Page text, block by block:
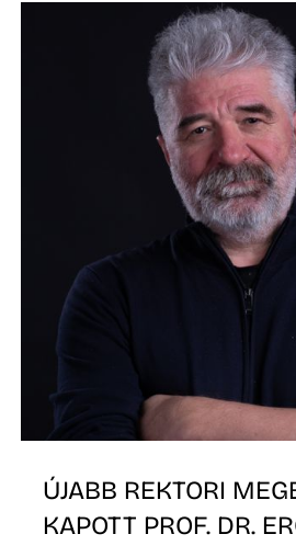
ÚJABB REKTORI
KAPOTT PROF. DR.